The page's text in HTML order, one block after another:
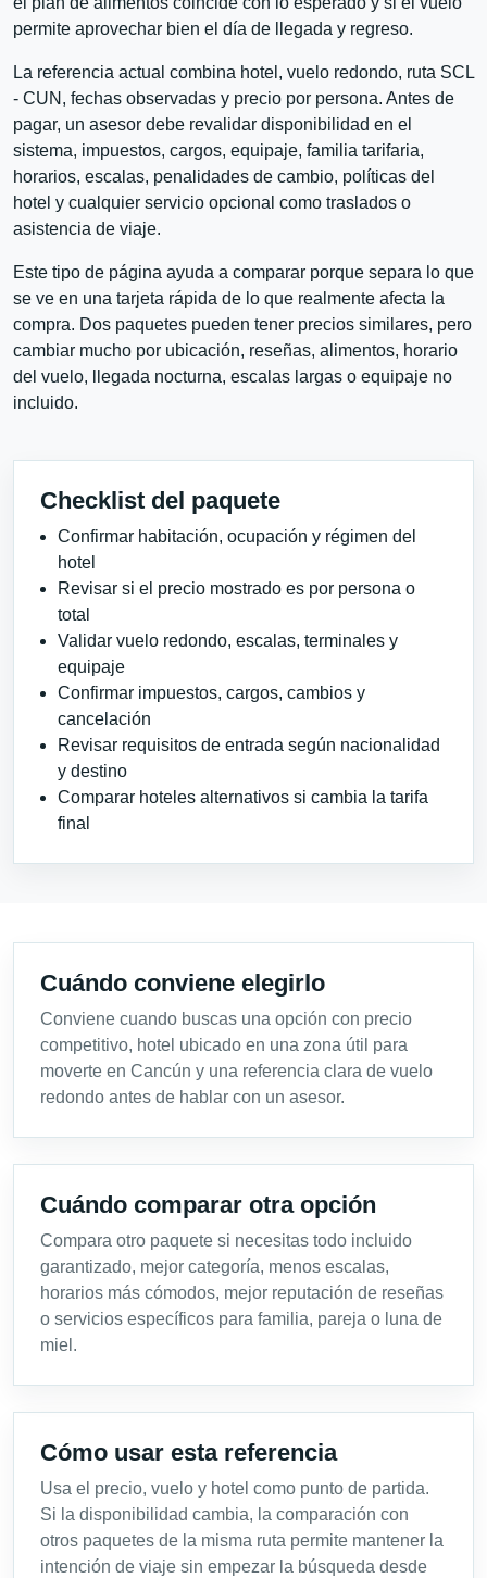
permite aprovechar bien el día de llegada y regreso.
La referencia actual combina hotel, vuelo redondo, ruta SCL
- CUN, fechas observadas y precio por persona. Antes de
pagar, un asesor debe revalidar disponibilidad en el
sistema, impuestos, cargos, equipaje, familia tarifaria,
horarios, escalas, penalidades de cambio, políticas del
hotel y cualquier servicio opcional como traslados o
asistencia de viaje.
Este tipo de página ayuda a comparar porque separa lo que
se ve en una tarjeta rápida de lo que realmente afecta la
compra. Dos paquetes pueden tener precios similares, pero
cambiar mucho por ubicación, reseñas, alimentos, horario
del vuelo, llegada nocturna, escalas largas o equipaje no
incluido.
Checklist del paquete
Confirmar habitación, ocupación y régimen del
hotel
Revisar si el precio mostrado es por persona o
total
Validar vuelo redondo, escalas, terminales y
equipaje
Confirmar impuestos, cargos, cambios y
cancelación
Revisar requisitos de entrada según nacionalidad
y destino
Comparar hoteles alternativos si cambia la tarifa
final
Cuándo conviene elegirlo
Conviene cuando buscas una opción con precio
competitivo, hotel ubicado en una zona útil para
moverte en Cancún y una referencia clara de vuelo
redondo antes de hablar con un asesor.
Cuándo comparar otra opción
Compara otro paquete si necesitas todo incluido
garantizado, mejor categoría, menos escalas,
horarios más cómodos, mejor reputación de reseñas
o servicios específicos para familia, pareja o luna de
miel.
Cómo usar esta referencia
Usa el precio, vuelo y hotel como punto de partida.
Si la disponibilidad cambia, la comparación con
otros paquetes de la misma ruta permite mantener la
intención de viaje sin empezar la búsqueda desde